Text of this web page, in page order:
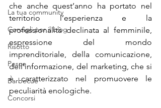
La tua community
Consigli per il blog
Risotto
Pesce
Barbecue
Concorsi
che anche quest’anno ha portato nel
territorio l’esperienza e la
professionalità declinata al femminile,
espressione del mondo
imprenditoriale, della comunicazione,
dell’informazione, del marketing, che si
è caratterizzato nel promuovere le
peculiarità enologiche.